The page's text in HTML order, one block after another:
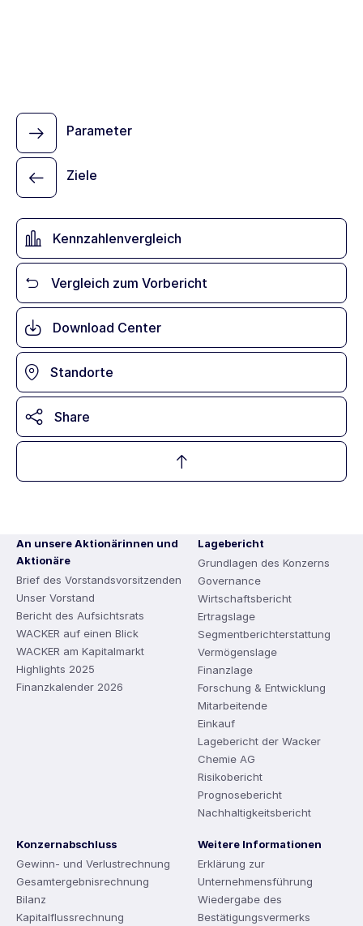
Kennzahlenvergleich
Vergleich zum Vorbericht
Download Center
Standorte
Share
Ziele
Parameter
An unsere Aktionärinnen und
Aktionäre
Brief des Vorstandsvorsitzenden
Unser Vorstand
Bericht des Aufsichtsrats
WACKER auf einen Blick
WACKER am Kapitalmarkt
Highlights 2025
Finanzkalender 2026
Lagebericht
Grundlagen des Konzerns
Governance
Wirtschaftsbericht
Ertragslage
Segmentberichterstattung
Vermögenslage
Finanzlage
Forschung & Entwicklung
Mitarbeitende
Einkauf
Lagebericht der Wacker
Chemie AG
Risikobericht
Prognosebericht
Nachhaltigkeitsbericht
Konzernabschluss
Gewinn- und Verlustrechnung
Gesamtergebnisrechnung
Bilanz
Kapitalflussrechnung
Weitere Informationen
Erklärung zur
Unternehmensführung
Wiedergabe des
Bestätigungsvermerks